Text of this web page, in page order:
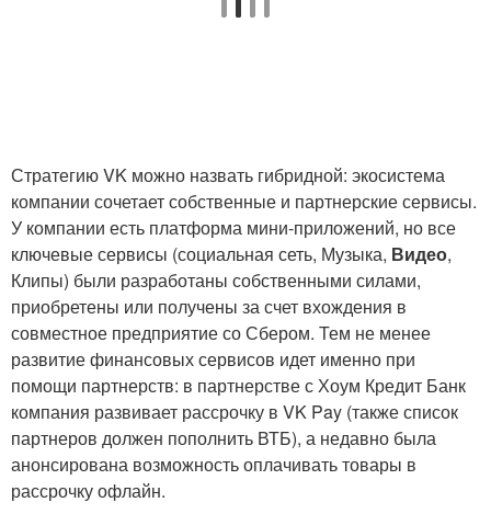
Стратегию VK можно назвать гибридной: экосистема
компании сочетает собственные и партнерские сервисы.
У компании есть платформа мини-приложений, но все
ключевые сервисы (социальная сеть, Музыка, Видео,
Клипы) были разработаны собственными силами,
приобретены или получены за счет вхождения в
совместное предприятие со Сбером. Тем не менее
развитие финансовых сервисов идет именно при
помощи партнерств: в партнерстве с Хоум Кредит Банк
компания развивает рассрочку в VK Pay (также список
партнеров должен пополнить ВТБ), а недавно была
анонсирована возможность оплачивать товары в
рассрочку офлайн.